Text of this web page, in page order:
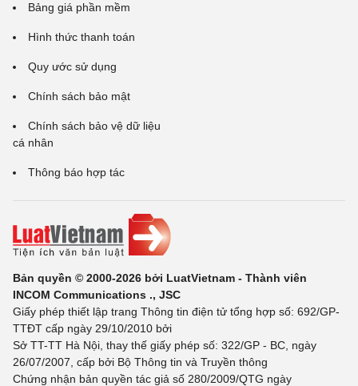
Bảng giá phần mềm
Hình thức thanh toán
Quy ước sử dụng
Chính sách bảo mật
Chính sách bảo vệ dữ liệu
cá nhân
Thông báo hợp tác
Bản quyền © 2000-2026 bởi LuatVietnam - Thành viên
INCOM Communications ., JSC
Giấy phép thiết lập trang Thông tin điện tử tổng hợp số: 692/GP-
TTĐT cấp ngày 29/10/2010 bởi
Sở TT-TT Hà Nội, thay thế giấy phép số: 322/GP - BC, ngày
26/07/2007, cấp bởi Bộ Thông tin và Truyền thông
Chứng nhận bản quyền tác giả số 280/2009/QTG ngày